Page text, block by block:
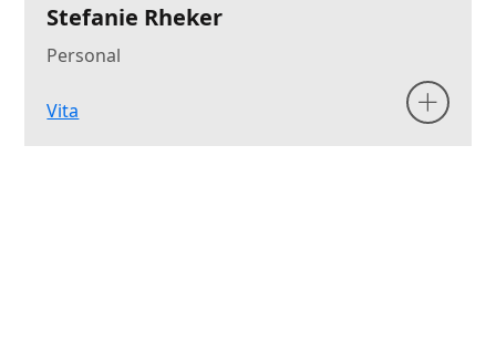
Stefanie Rheker
Personal
Vita